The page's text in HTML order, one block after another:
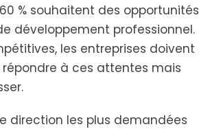
% souhaitent des opportunités
développement professionnel.
les entreprises doivent
à ces attentes mais
direction les plus demandées